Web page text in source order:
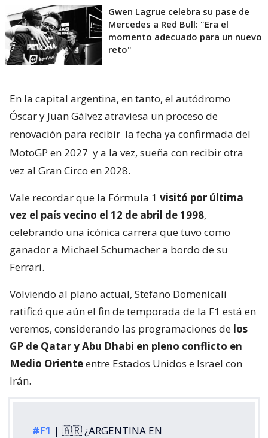
Gwen Lagrue celebra su pase de
Mercedes a Red Bull: "Era el
momento adecuado para un nuevo
reto"
En la capital argentina, en tanto, el autódromo
Óscar y Juan Gálvez atraviesa un proceso de
renovación para recibir la fecha ya confirmada del
MotoGP en 2027 y a la vez, sueña con recibir otra
vez al Gran Circo en 2028.
Vale recordar que la Fórmula 1 visitó por última
vez el país vecino el 12 de abril de 1998,
celebrando una icónica carrera que tuvo como
ganador a Michael Schumacher a bordo de su
Ferrari.
Volviendo al plano actual, Stefano Domenicali
ratificó que aún el fin de temporada de la F1 está en
veremos, considerando las programaciones de los
GP de Qatar y Abu Dhabi en pleno conflicto en
Medio Orienteentre Estados Unidos e Israel con
Irán.
#F1 | 🇦🇷 ¿ARGENTINA EN